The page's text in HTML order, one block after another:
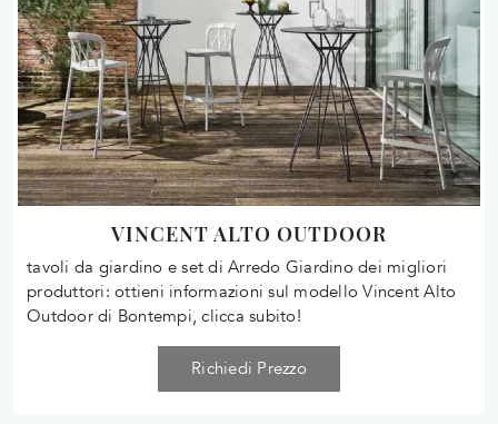
VINCENT ALTO OUTDOOR
tavoli da giardino e set di Arredo Giardino dei migliori
produttori: ottieni informazioni sul modello Vincent Alto
Outdoor di Bontempi, clicca subito!
Richiedi Prezzo